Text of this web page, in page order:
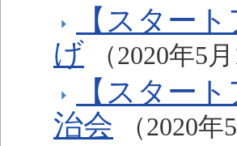
【スター
げ
（2020年5
【スター
治会
（2020